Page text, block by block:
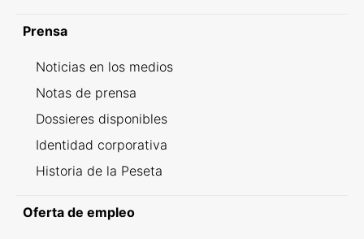
Prensa
Noticias en los medios
Notas de prensa
Dossieres disponibles
Identidad corporativa
Historia de la Peseta
Oferta de empleo